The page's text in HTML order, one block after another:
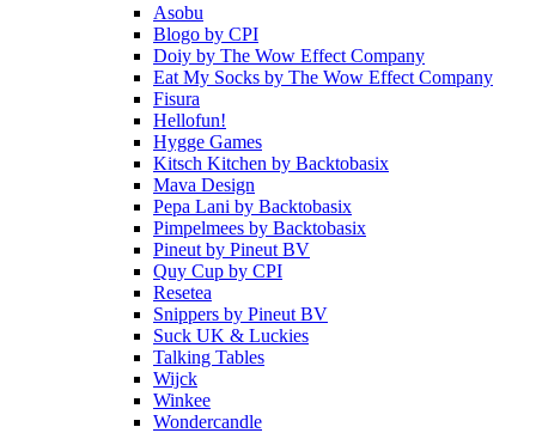
Asobu
Blogo by CPI
Doiy by The Wow Effect Company
Eat My Socks by The Wow Effect Company
Fisura
Hellofun!
Hygge Games
Kitsch Kitchen by Backtobasix
Mava Design
Pepa Lani by Backtobasix
Pimpelmees by Backtobasix
Pineut by Pineut BV
Quy Cup by CPI
Resetea
Snippers by Pineut BV
Suck UK & Luckies
Talking Tables
Wijck
Winkee
Wondercandle